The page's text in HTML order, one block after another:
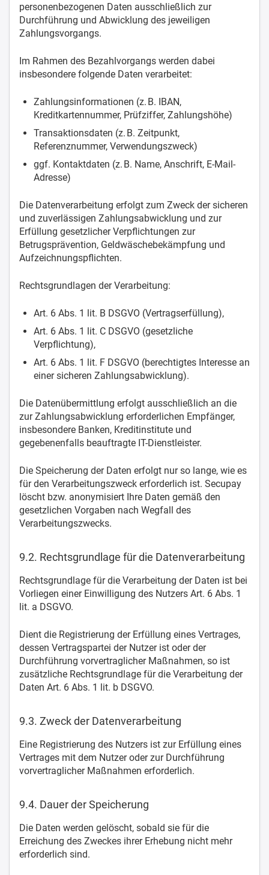
personenbezogenen Daten ausschließlich zur
Durchführung und Abwicklung des jeweiligen
Zahlungsvorgangs.
Im Rahmen des Bezahlvorgangs werden dabei
insbesondere folgende Daten verarbeitet:
Zahlungsinformationen (z. B. IBAN,
Kreditkartennummer, Prüfziffer, Zahlungshöhe)
Transaktionsdaten (z. B. Zeitpunkt,
Referenznummer, Verwendungszweck)
ggf. Kontaktdaten (z. B. Name, Anschrift, E-Mail-
Adresse)
Die Datenverarbeitung erfolgt zum Zweck der sicheren
und zuverlässigen Zahlungsabwicklung und zur
Erfüllung gesetzlicher Verpflichtungen zur
Betrugsprävention, Geldwäschebekämpfung und
Aufzeichnungspflichten.
Rechtsgrundlagen der Verarbeitung:
Art. 6 Abs. 1 lit. B DSGVO (Vertragserfüllung),
Art. 6 Abs. 1 lit. C DSGVO (gesetzliche
Verpflichtung),
Art. 6 Abs. 1 lit. F DSGVO (berechtigtes Interesse an
einer sicheren Zahlungsabwicklung).
Die Datenübermittlung erfolgt ausschließlich an die
zur Zahlungsabwicklung erforderlichen Empfänger,
insbesondere Banken, Kreditinstitute und
gegebenenfalls beauftragte IT-Dienstleister.
Die Speicherung der Daten erfolgt nur so lange, wie es
für den Verarbeitungszweck erforderlich ist. Secupay
löscht bzw. anonymisiert Ihre Daten gemäß den
gesetzlichen Vorgaben nach Wegfall des
Verarbeitungszwecks.
9.2. Rechtsgrundlage für die Datenverarbeitung
Rechtsgrundlage für die Verarbeitung der Daten ist bei
Vorliegen einer Einwilligung des Nutzers Art. 6 Abs. 1
lit. a DSGVO.
Dient die Registrierung der Erfüllung eines Vertrages,
dessen Vertragspartei der Nutzer ist oder der
Durchführung vorvertraglicher Maßnahmen, so ist
zusätzliche Rechtsgrundlage für die Verarbeitung der
Daten Art. 6 Abs. 1 lit. b DSGVO.
9.3. Zweck der Datenverarbeitung
Eine Registrierung des Nutzers ist zur Erfüllung eines
Vertrages mit dem Nutzer oder zur Durchführung
vorvertraglicher Maßnahmen erforderlich.
9.4. Dauer der Speicherung
Die Daten werden gelöscht, sobald sie für die
Erreichung des Zweckes ihrer Erhebung nicht mehr
erforderlich sind.